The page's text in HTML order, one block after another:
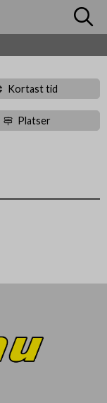
Kortast tid
Platser